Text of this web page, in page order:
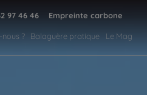
97 46 46 Empreinte carbone
? Balaguère pratique Le Mag